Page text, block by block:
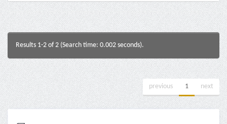
Results 1-2 of 2 (Search time: 0.002 seconds).
previous 1 next